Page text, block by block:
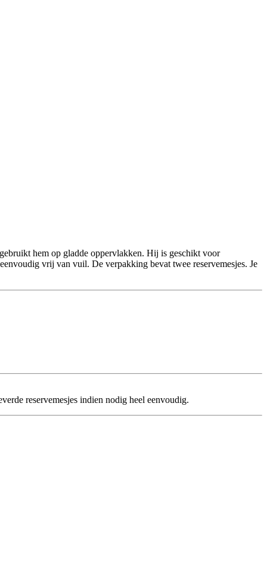
hem op gladde oppervlakken. Hij is geschikt voor
vrij van vuil. De verpakking bevat twee reservemesjes. Je
reservemesjes indien nodig heel eenvoudig.